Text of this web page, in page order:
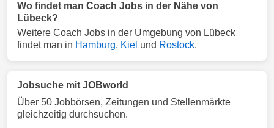
Wo findet man Coach Jobs in der Nähe von
Lübeck?
Weitere Coach Jobs in der Umgebung von Lübeck
findet man in Hamburg, Kiel und Rostock.
Jobsuche mit JOBworld
Über 50 Jobbörsen, Zeitungen und Stellenmärkte
gleichzeitig durchsuchen.